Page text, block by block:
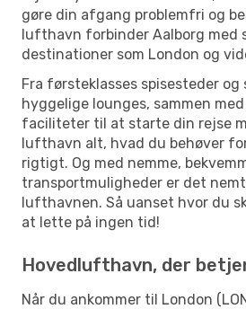
gøre din afgang problemfri og
lufthavn forbinder Aalborg med
destinationer som London og
Fra førsteklasses spisesteder og
hyggelige lounges, sammen
faciliteter til at starte din rejse
lufthavn alt, hvad du behøver
rigtigt. Og med nemme,
transportmuligheder er det
lufthavnen. Så uanset hvor du
at lette på ingen tid!
Hovedlufthavn, der
Når du ankommer til London